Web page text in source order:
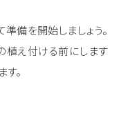
備を開始しましょう。
植え付ける前にします
。